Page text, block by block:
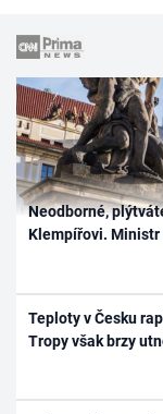
Neodborné,
Klempířovi.
Teploty v Česku
Tropy však brzy